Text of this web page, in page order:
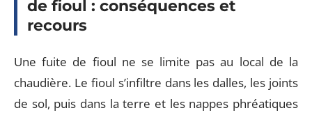
de fioul : conséquences et
recours
Une fuite de fioul ne se limite pas au local de la
chaudière. Le fioul s’infiltre dans les dalles, les joints
de sol, puis dans la terre et les nappes phréatiques